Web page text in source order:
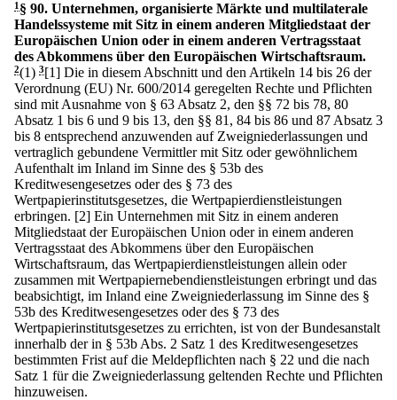
1 § 90. Unternehmen, organisierte Märkte und multilaterale
Handelssysteme mit Sitz in einem anderen Mitgliedstaat der
Europäischen Union oder in einem anderen Vertragsstaat
des Abkommens über den Europäischen Wirtschaftsraum.
2(1) 3[1] Die in diesem Abschnitt und den Artikeln 14 bis 26 der
Verordnung (EU) Nr. 600/2014 geregelten Rechte und Pflichten
sind mit Ausnahme von § 63 Absatz 2, den §§ 72 bis 78, 80
Absatz 1 bis 6 und 9 bis 13, den §§ 81, 84 bis 86 und 87 Absatz 3
bis 8 entsprechend anzuwenden auf Zweigniederlassungen und
vertraglich gebundene Vermittler mit Sitz oder gewöhnlichem
Aufenthalt im Inland im Sinne des § 53b des
Kreditwesengesetzes oder des § 73 des
Wertpapierinstitutsgesetzes, die Wertpapierdienstleistungen
erbringen. [2] Ein Unternehmen mit Sitz in einem anderen
Mitgliedstaat der Europäischen Union oder in einem anderen
Vertragsstaat des Abkommens über den Europäischen
Wirtschaftsraum, das Wertpapierdienstleistungen allein oder
zusammen mit Wertpapiernebendienstleistungen erbringt und das
beabsichtigt, im Inland eine Zweigniederlassung im Sinne des §
53b des Kreditwesengesetzes oder des § 73 des
Wertpapierinstitutsgesetzes zu errichten, ist von der Bundesanstalt
innerhalb der in § 53b Abs. 2 Satz 1 des Kreditwesengesetzes
bestimmten Frist auf die Meldepflichten nach § 22 und die nach
Satz 1 für die Zweigniederlassung geltenden Rechte und Pflichten
hinzuweisen.